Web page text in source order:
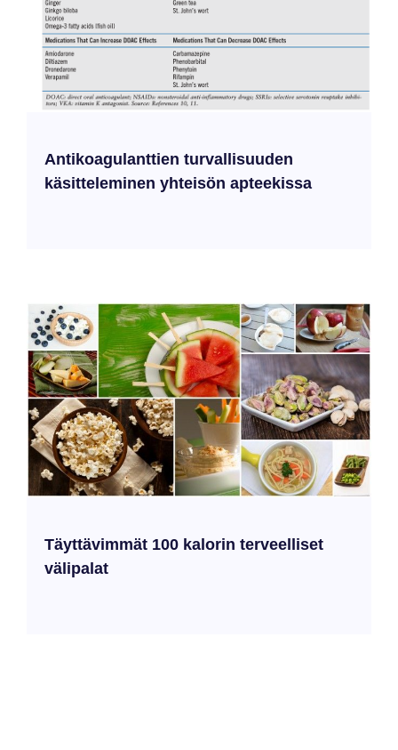
Antikoagulanttien turvallisuuden
käsitteleminen yhteisön apteekissa
Täyttävimmät 100 kalorin terveelliset
välipalat